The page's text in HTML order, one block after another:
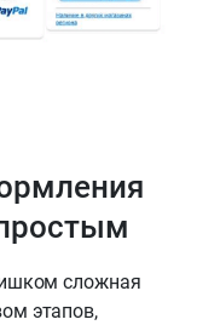
сложная
этапов,